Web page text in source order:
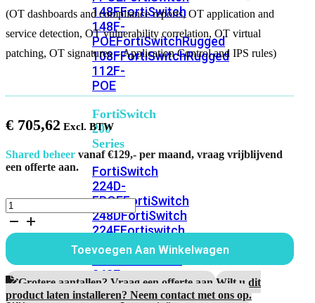
148FFortiSwitch
148F-
POEFortiSwitchRugged
108FFortiSwitchRugged
112F-
POE
FortiSwitch
200
Series
FortiSwitch
224D-
FPOEFortiSwitch
248DFortiSwitch
224EFortiswitch
224E-
POEFortiSwitch
248E-
POE
FortiSwitch
(OT dashboards and compliance reports, OT application and
service detection, OT vulnerability correlation, OT virtual
patching, OT signatures – Application Control and IPS rules)
€ 705,62
Shared beheer vanaf €129,- per maand, vraag vrijblijvend
een offerte aan.
FortiWiFi-
80F-
3G4G-
DSL
1
Jaar
FortiGuard
Toevoegen Aan Winkelwagen
Grotere aantallen? Vraag een offerte aan.Wilt u dit
product laten installeren? Neem contact met ons op.